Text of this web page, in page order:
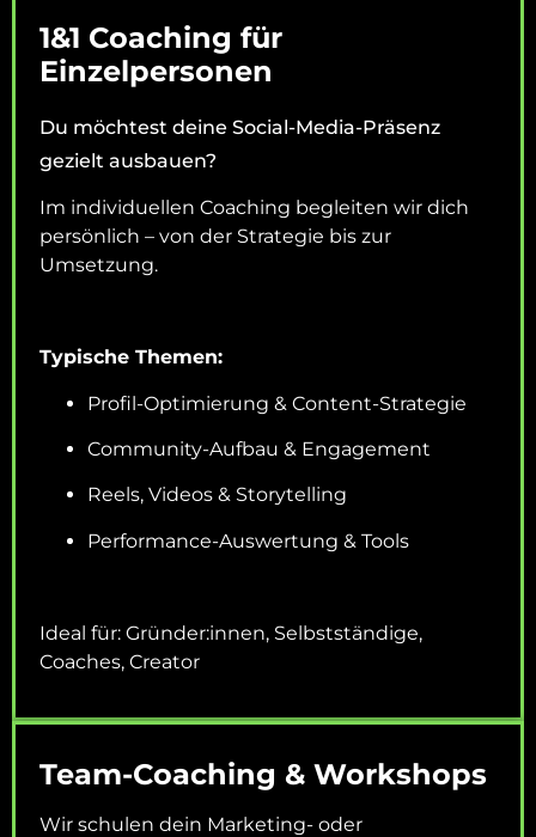
1&1 Coaching für
Einzelpersonen
Du möchtest deine Social-Media-Präsenz
gezielt ausbauen?
Im individuellen Coaching begleiten wir dich
persönlich – von der Strategie bis zur
Umsetzung.
Typische Themen:
Profil-Optimierung & Content-Strategie
Community-Aufbau & Engagement
Reels, Videos & Storytelling
Performance-Auswertung & Tools
Ideal für: Gründer:innen, Selbstständige,
Coaches, Creator
Team-Coaching & Workshops
Wir schulen dein Marketing- oder